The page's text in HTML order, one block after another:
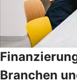
Branchen